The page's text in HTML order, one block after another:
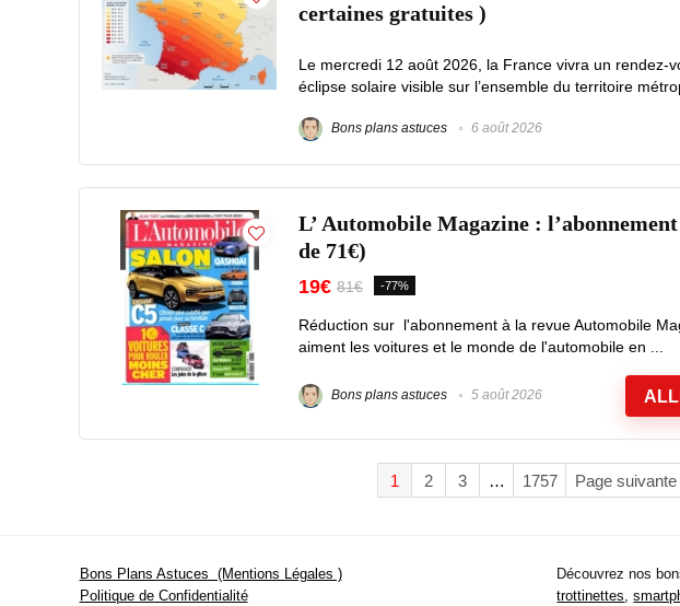
certaines gratuites )
Le mercredi 12 août 2026, la France vivra un rendez-
éclipse solaire visible sur l’ensemble du territoire
Bons plans astuces 6 août 2026
L’ Automobile Magazine :
de 71€)
19€ 81€ -77%
Réduction sur l'abonnement à la revue Automobile
aiment les voitures et le monde de l'automobile en ...
Bons plans astuces 5 août 2026
1 2 3 … 1757 Page suivante
Bons Plans Astuces (Mentions Légales )
Politique de Confidentialité
Découvrez nos
trottinettes,